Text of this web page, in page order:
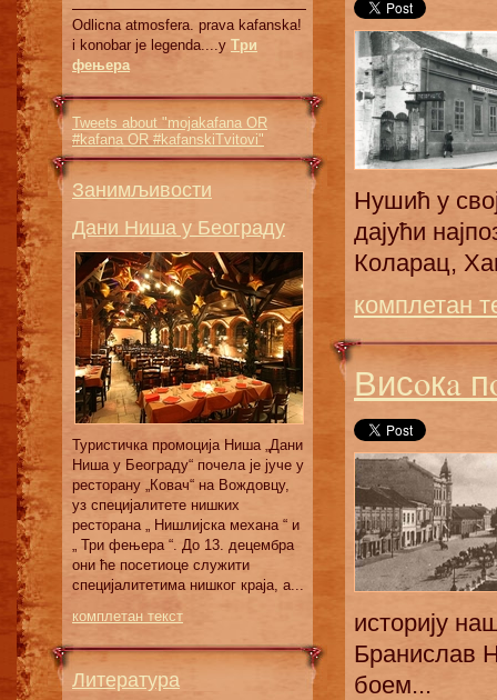
Odlicna atmosfera. prava kafanska!
i konobar je legenda....у Три
фењера
Tweets about "mojakafana OR
#kafana OR #kafanskiTvitovi"
Занимљивости
Дани Ниша у Београду
Туристичка промоција Ниша „Дани
Ниша у Београду“ почела је јуче у
ресторану „Ковач“ на Вождовцу,
уз специјалитете нишких
ресторана „ Нишлијска механа “ и
„ Три фењера “. До 13. децембра
они ће посетиоце служити
специјалитетима нишког краја, а...
комплетан текст
Литература
Нушић у
дajући
Кoлaрaц,
комплетан
Висoкa
истoриjу
Брaнислaв
бoeм...